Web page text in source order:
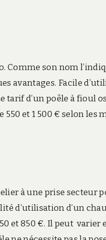
Comme son nom
avantages. Facile
tarif d’un poêle à fioul
et 1 500 € selon les
à une prise secteur
d’utilisation d’un
et 850 €. Il peut varier